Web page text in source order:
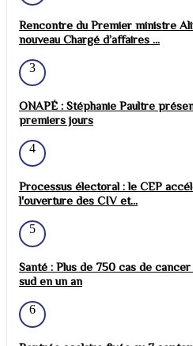
Rencontre du Premier ministre
nouveau Chargé d’affaires ...
3
ONAPÉ : Stéphanie Paultre
premiers jours
4
Processus électoral : le CEP
l'ouverture des CIV et...
5
Santé : Plus de 750 cas de
sud en un an
6